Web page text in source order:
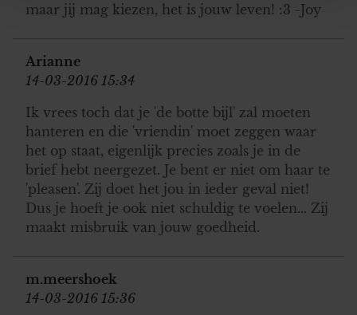
personaliseren, om functies voor social media te bieden
partners voor social media, adverteren en analyse. Deze
partners kunnen deze gegevens combineren met andere
verzameld op basis van uw gebruik van hun services. U
gaat akkoord met onze cookies als u onze website blijft
gebruiken.
maar jij mag kiezen, het is jouw leven! :3 -Joy
Arianne
14-03-2016 15:34
Ik vrees toch dat je 'de botte bijl' zal moeten
hanteren en die 'vriendin' moet zeggen waar
het op staat, eigenlijk precies zoals je in de
brief hebt neergezet. Je bent er niet om haar te
'pleasen'. Zij doet het jou in ieder geval niet!
Dus je hoeft je ook niet schuldig te voelen... Zij
maakt misbruik van jouw goedheid.
m.meershoek
14-03-2016 15:36